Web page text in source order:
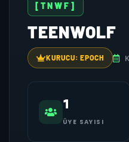
[TNWF]
TEENWOLF
KURUCU: EPOCH
1
ÜYE SAYISI